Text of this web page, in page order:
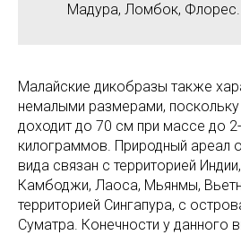
Мадура, Ломбок, Флорес.
Малайские дикобразы также
немалыми размерами, поскольку
доходит до 70 см при массе до
килограммов. Природный ареал
вида связан с территорией
Камбоджи, Лаоса, Мьянмы,
территорией Сингапура, с
Суматра. Конечности у данного